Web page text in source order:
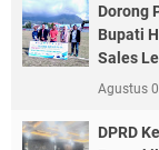
Dorong
Bupati
Sales
Agustus
DPRD